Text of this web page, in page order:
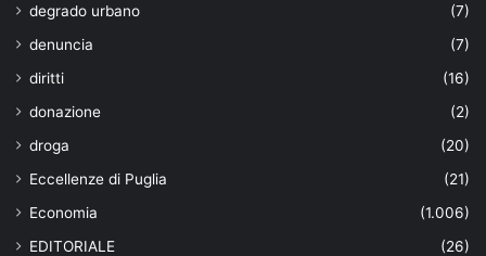
degrado urbano
(7)
denuncia
(7)
diritti
(16)
donazione
(2)
droga
(20)
Eccellenze di Puglia
(21)
Economia
(1.006)
EDITORIALE
(26)